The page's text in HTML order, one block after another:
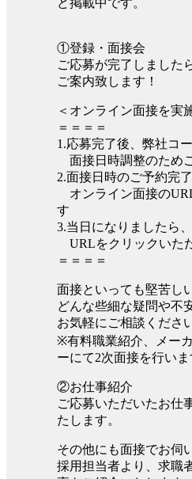
①登録・面接会
ご応募が完了しました
ご案内致します！
＜オンライン面接を実
＝＝＝＝
1.応募完了後、弊社コ
面接日時調整のため
2.面接日時のご予約完了
オンライン面接の
す
3.当日になりましたら
URLをクリックいた
＝＝＝＝
面接といっても堅苦し
どんな些細な疑問や不
お気軽にご相談くださ
※有料職業紹介、メー
ーにて2次面接を行いま
②お仕事紹介
ご応募いただいたお仕
たします。
その他にも面接でお伺
採用担当者より、求職